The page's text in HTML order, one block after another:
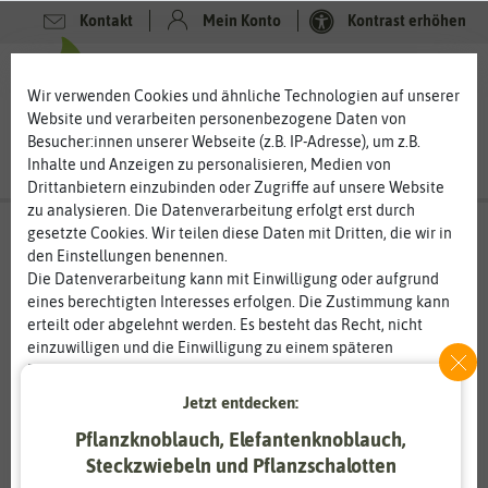
Kontakt Mein Konto Kontrast erhöhen
-50%
Wir verwenden Cookies und ähnliche Technologien auf unserer
Website und verarbeiten personenbezogene Daten von
Besucher:innen unserer Webseite (z.B. IP-Adresse), um z.B.
Inhalte und Anzeigen zu personalisieren, Medien von
Drittanbietern einzubinden oder Zugriffe auf unsere Website
zu analysieren. Die Datenverarbeitung erfolgt erst durch
gesetzte Cookies. Wir teilen diese Daten mit Dritten, die wir in
den Einstellungen benennen.
Die Datenverarbeitung kann mit Einwilligung oder aufgrund
eines berechtigten Interesses erfolgen. Die Zustimmung kann
erteilt oder abgelehnt werden. Es besteht das Recht, nicht
einzuwilligen und die Einwilligung zu einem späteren
Zeitpunkt zu ändern oder zu widerrufen. Weitere
Informationen zur Verwendung personenbezogener Daten und
Essenziell Statistik
Jetzt entdecken:
Pflanzknoblauch, Elefantenknoblauch,
Steckzwiebeln und Pflanzschalotten